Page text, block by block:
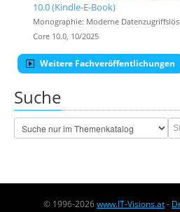
10.0 (Kindle-E-Book)
Monographie: Moderne
Core 10.0, 10/2025
Weitere Fachveröffentlichungen
Suche
© 1996-2026www.IT-Visions.at-